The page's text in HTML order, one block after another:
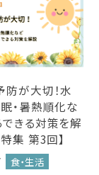
が大切！水
・暑熱順化な
きる対策を解
集 第3回】
食・生活